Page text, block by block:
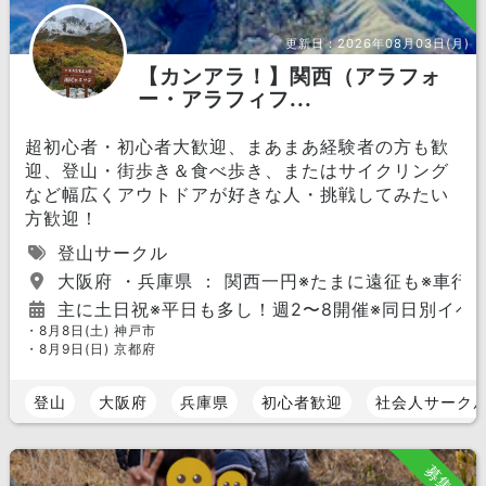
更新日：2026年08月03日(月)
【カンアラ！】関西（アラフォ
ー・アラフィフ...
超初心者・初心者大歓迎、まあまあ経験者の方も歓
迎、登山・街歩き＆食べ歩き、またはサイクリング
など幅広くアウトドアが好きな人・挑戦してみたい
方歓迎！
登山サークル
大阪府 ・兵庫県 ： 関西一円※たまに遠征も※車行
主に土日祝※平日も多し！週2〜8開催※同日別イベ
・8月8日(土) 神戸市
・8月9日(日) 京都府
登山 大阪府 兵庫県 初心者歓迎 社会人サーク